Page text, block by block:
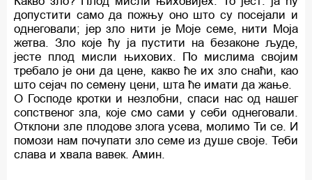
допустити само да пожњу оно што су посејали и
однеговали; јер зло нити је Моје семе, нити Моја
жетва. Зло које ћу ја пустити на безаконе људе,
јесте плод мисли њихових. По мислима својим
требало је они да цене, какво ће их зло снаћи, као
што сејач по семену цени, шта ће имати да жање.
О Господе кротки и незлобни, спаси нас од нашег
сопственог зла, које смо сами у себи однеговали.
Отклони зле плодове злога усева, молимо Ти се. И
помози нам почупати зло семе из душе своје. Теби
слава и хвала вавек. Амин.